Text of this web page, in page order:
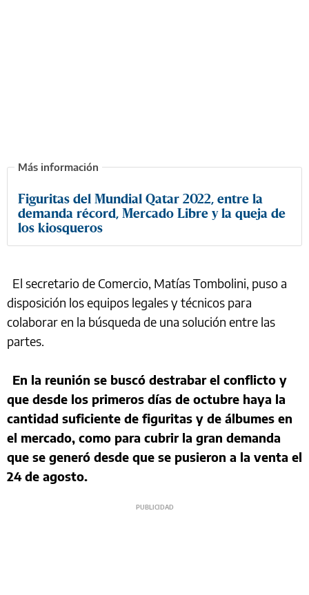
Figuritas del Mundial Qatar 2022, entre la
demanda récord, Mercado Libre y la queja de
los kiosqueros
El secretario de Comercio, Matías Tombolini, puso a
disposición los equipos legales y técnicos para
colaborar en la búsqueda de una solución entre las
partes.
En la reunión se buscó destrabar el conflicto y
que desde los primeros días de octubre haya la
cantidad suficiente de figuritas y de álbumes en
el mercado, como para cubrir la gran demanda
que se generó desde que se pusieron a la venta el
24 de agosto.